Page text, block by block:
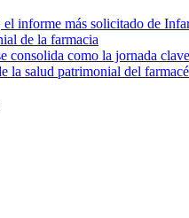
el informe más solicitado de
de la farmacia
consolida como la jornada
la salud patrimonial del